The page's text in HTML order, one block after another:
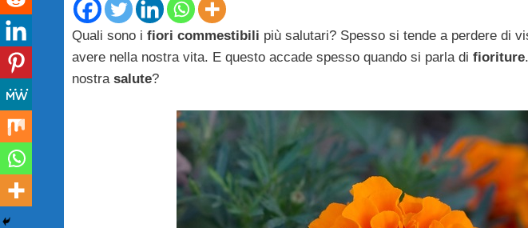
Quali sono i fiori commestibili più salutari? Spesso si tende a perdere di
avere nella nostra vita. E questo accade spesso quando si parla di fioriture
nostra salute?